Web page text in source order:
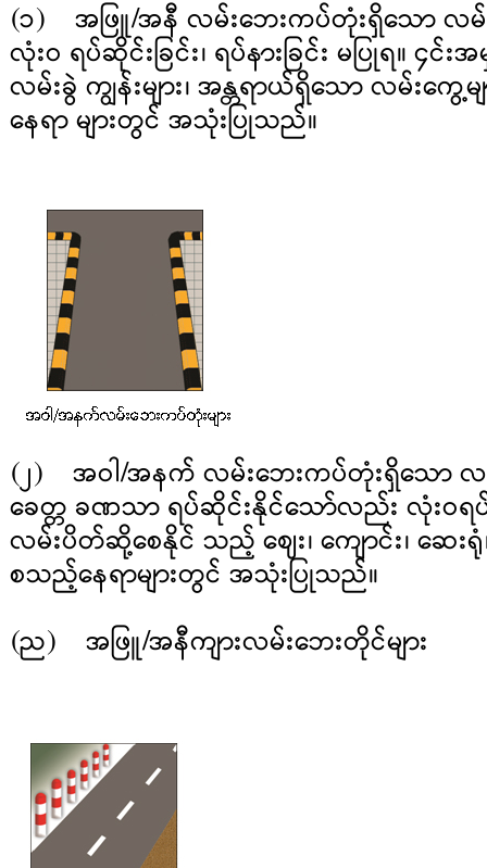
(၁) အဖြူ/အနီ လမ်းဘေးကပ်တုံးရှိသော လမ်
လုံးဝ ရပ်ဆိုင်းခြင်း၊ ရပ်နားခြင်း မပြုရ။ ၄
လမ်းခွဲ ကျွန်းများ၊ အန္တရာယ်ရှိသော လမ်းကွေ့
နေရာ များတွင် အသုံးပြုသည်။
(၂) အဝါ/အနက် လမ်းဘေးကပ်တုံးရှိသော
ခေတ္တ ခဏသာ ရပ်ဆိုင်းနိုင်သော်လည်း လုံးဝ
လမ်းပိတ်ဆို့စေနိုင် သည့် ဈေး၊ ကျောင်း၊ ဆေ
စသည့်နေရာများတွင် အသုံးပြုသည်။
(ည) အဖြူ/အနီကျားလမ်းဘေးတိုင်များ